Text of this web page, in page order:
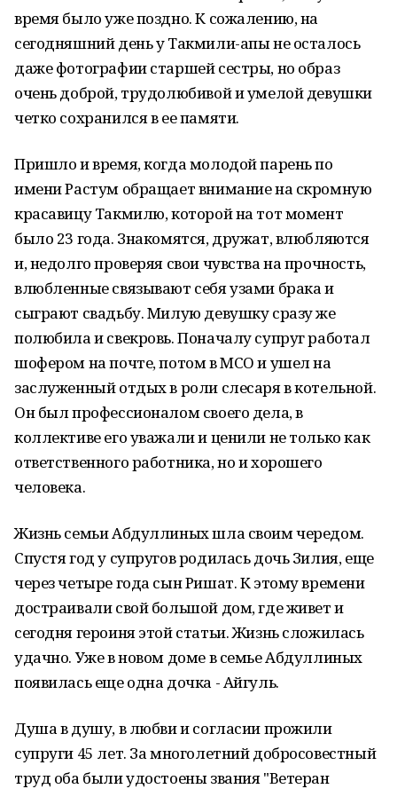
время было уже поздно. К сожалению, на
сегодняшний день у Такмили-апы не осталось
даже фотографии старшей сестры, но образ
очень доброй, трудолюбивой и умелой девушки
четко сохранился в ее памяти.
Пришло и время, когда молодой парень по
имени Растум обращает внимание на скромную
красавицу Такмилю, которой на тот момент
было 23 года. Знакомятся, дружат, влюбляются
и, недолго проверяя свои чувства на прочность,
влюбленные связывают себя узами брака и
сыграют свадьбу. Милую девушку сразу же
полюбила и свекровь. Поначалу супруг работал
шофером на почте, потом в МСО и ушел на
заслуженный отдых в роли слесаря в котельной.
Он был профессионалом своего дела, в
коллективе его уважали и ценили не только как
ответственного работника, но и хорошего
человека.
Жизнь семьи Абдуллиных шла своим чередом.
Спустя год у супругов родилась дочь Зилия, еще
через четыре года сын Ришат. К этому времени
достраивали свой большой дом, где живет и
сегодня героиня этой статьи. Жизнь сложилась
удачно. Уже в новом доме в семье Абдуллиных
появилась еще одна дочка - Айгуль.
Душа в душу, в любви и согласии прожили
супруги 45 лет. За многолетний добросовестный
труд оба были удостоены звания "Ветеран